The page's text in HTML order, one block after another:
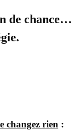
de chance…
changez rien: